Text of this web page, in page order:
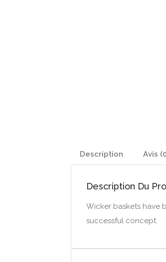
Description Avis
Description Du
Wicker baskets have
successful concept.